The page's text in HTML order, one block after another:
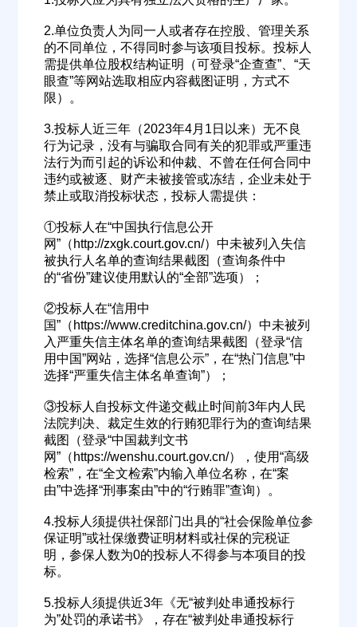
2.单位负责人为同一人或者存在控股、管理关系
的不同单位，不得同时参与该项目投标。投标人
需提供单位股权结构证明（可登录“企查查”、“天
眼查”等网站选取相应内容截图证明，方式不
限）。
3.投标人近三年（2023年4月1日以来）无不良
行为记录，没有与骗取合同有关的犯罪或严重违
法行为而引起的诉讼和仲裁、不曾在任何合同中
违约或被逐、财产未被接管或冻结，企业未处于
禁止或取消投标状态，投标人需提供：
①投标人在“中国执行信息公开
网”（http://zxgk.court.gov.cn/）中未被列入失信
被执行人名单的查询结果截图（查询条件中
的“省份”建议使用默认的“全部”选项）；
②投标人在“信用中
国”（https://www.creditchina.gov.cn/）中未被列
入严重失信主体名单的查询结果截图（登录“信
用中国”网站，选择“信息公示”，在“热门信息”中
选择“严重失信主体名单查询”）；
③投标人自投标文件递交截止时间前3年内人民
法院判决、裁定生效的行贿犯罪行为的查询结果
截图（登录“中国裁判文书
网”（https://wenshu.court.gov.cn/），使用“高级
检索”，在“全文检索”内输入单位名称，在“案
由”中选择“刑事案由”中的“行贿罪”查询）。
4.投标人须提供社保部门出具的“社会保险单位参
保证明”或社保缴费证明材料或社保的完税证
明，参保人数为0的投标人不得参与本项目的投
标。
5.投标人须提供近3年《无“被判处串通投标行
为”处罚的承诺书》，存在“被判处串通投标行
欢迎入驻供应商 ဆ
公司名称
公司所在地
经办人
联系方式